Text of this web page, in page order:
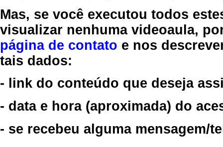
Mas, se você executou todos
visualizar nenhuma videoaula,
página de contato e nos
tais dados:
- link do conteúdo que deseja
- data e hora (aproximada) do
- se recebeu alguma mensagem/